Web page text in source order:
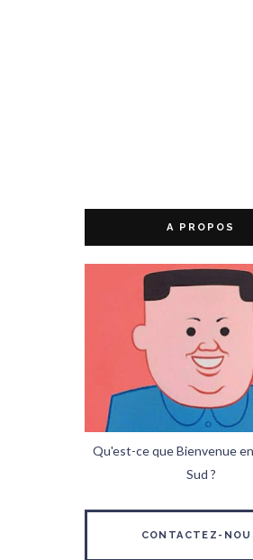
A PROPOS
Qu'est-ce que Bienvenue
Sud ?
CONTACTEZ-